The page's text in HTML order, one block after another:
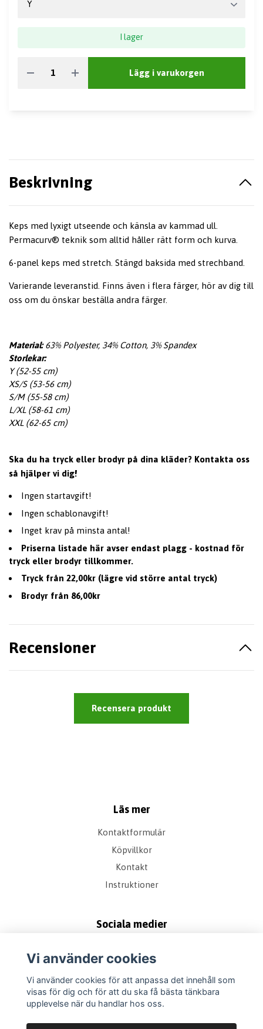
I lager
Lägg i varukorgen
Beskrivning
Keps med lyxigt utseende och känsla av kammad ull.
Permacurv® teknik som alltid håller rätt form och kurva.
6-panel keps med stretch. Stängd baksida med strechband.
Varierande leveranstid. Finns även i flera färger, hör av dig till
oss om du önskar beställa andra färger.
Material:63% Polyester, 34% Cotton, 3% Spandex
Storlekar:
Y (52-55 cm)
XS/S (53-56 cm)
S/M (55-58 cm)
L/XL (58-61 cm)
XXL (62-65 cm)
Ska du ha tryck eller brodyr på dina kläder? Kontakta oss
så hjälper vi dig!
Ingen startavgift!
Ingen schablonavgift!
Inget krav på minsta antal!
Priserna listade här avser endast plagg - kostnad för
tryck eller brodyr tillkommer.
Tryck från 22,00kr (lägre vid större antal tryck)
Brodyr från 86,00kr
Recensioner
Recensera produkt
Läs mer
Kontaktformulär
Köpvillkor
Kontakt
Instruktioner
Sociala medier
Vi använder cookies
Vi använder cookies för att anpassa det innehåll som
visas för dig och för att du ska få bästa tänkbara
upplevelse när du handlar hos oss.